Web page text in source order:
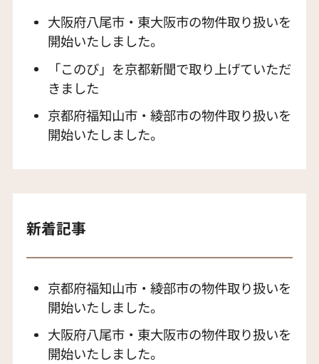
大阪府八尾市・東大阪市の物件取り扱いを
開始いたしました。
「このび」を京都新聞で取り上げていただ
きました
京都府福知山市・綾部市の物件取り扱いを
開始いたしました。
新着記事
京都府福知山市・綾部市の物件取り扱いを
開始いたしました。
大阪府八尾市・東大阪市の物件取り扱いを
開始いたしました。